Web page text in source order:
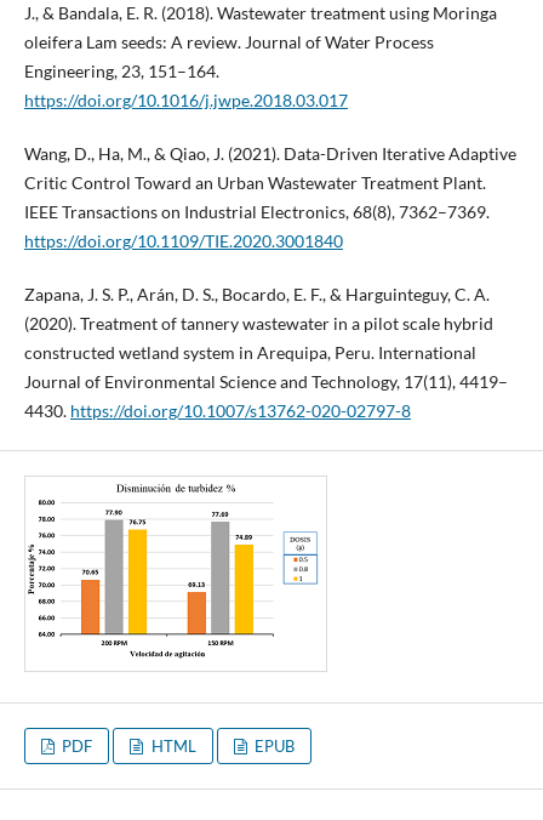
J., & Bandala, E. R. (2018). Wastewater treatment using Moringa
oleifera Lam seeds: A review. Journal of Water Process
Engineering, 23, 151–164.
https://doi.org/10.1016/j.jwpe.2018.03.017
Wang, D., Ha, M., & Qiao, J. (2021). Data-Driven Iterative Adaptive
Critic Control Toward an Urban Wastewater Treatment Plant.
IEEE Transactions on Industrial Electronics, 68(8), 7362–7369.
https://doi.org/10.1109/TIE.2020.3001840
Zapana, J. S. P., Arán, D. S., Bocardo, E. F., & Harguinteguy, C. A.
(2020). Treatment of tannery wastewater in a pilot scale hybrid
constructed wetland system in Arequipa, Peru. International
Journal of Environmental Science and Technology, 17(11), 4419–
4430. https://doi.org/10.1007/s13762-020-02797-8
PDF HTML EPUB